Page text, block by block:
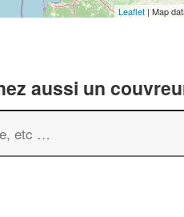
Leaflet | Map
aussi un